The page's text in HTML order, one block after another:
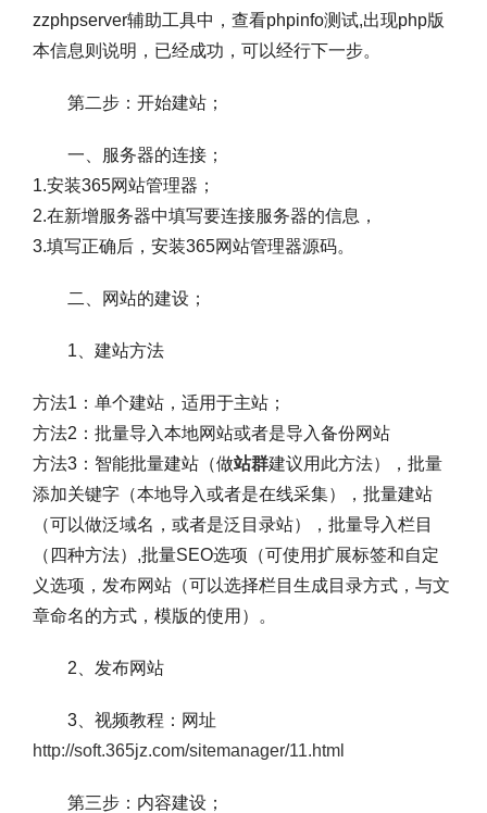
zzphpserver辅助工具中，查看phpinfo测试,出现php版
本信息则说明，已经成功，可以经行下一步。
第二步：开始建站；
一、服务器的连接；
1.安装365网站管理器；
2.在新增服务器中填写要连接服务器的信息，
3.填写正确后，安装365网站管理器源码。
二、网站的建设；
1、建站方法
方法1：单个建站，适用于主站；
方法2：批量导入本地网站或者是导入备份网站
方法3：智能批量建站（做站群建议用此方法），批量
添加关键字（本地导入或者是在线采集），批量建站
（可以做泛域名，或者是泛目录站），批量导入栏目
（四种方法）,批量SEO选项（可使用扩展标签和自定
义选项，发布网站（可以选择栏目生成目录方式，与文
章命名的方式，模版的使用）。
2、发布网站
3、视频教程：网址
http://soft.365jz.com/sitemanager/11.html
第三步：内容建设；